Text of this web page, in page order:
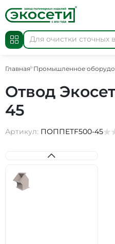
Главная Промышленное
Отвод
45
Артикул: ПОППETF500-45